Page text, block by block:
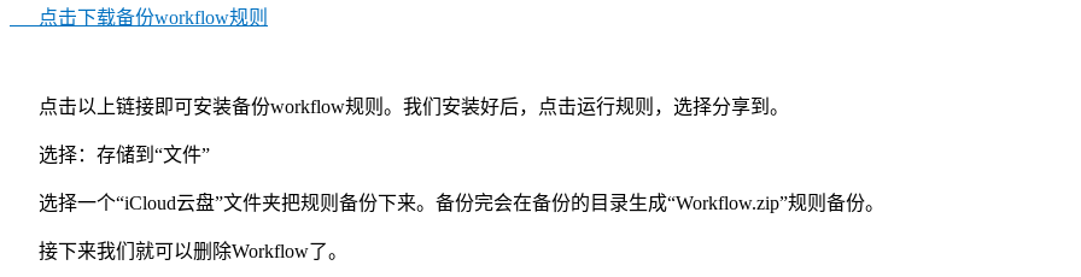
点击下载备份workflow规则
点击以上链接即可安装备份workflow规则。我们安装好后，点击运行规则，选择分享到。
选择：存储到“文件”
选择一个“iCloud云盘”文件夹把规则备份下来。备份完会在备份的目录生成“Workflow.zip”规则备份。
接下来我们就可以删除Workflow了。